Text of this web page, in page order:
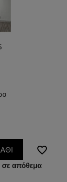
favorite_border
σε απόθεμα